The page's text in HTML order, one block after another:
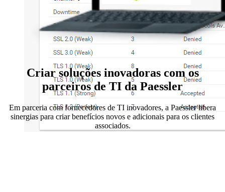
Criar soluções inovadoras com os
parceiros de TI da Paessler
Em parceria com fornecedores de TI inovadores, a Paessler libera
sinergias para criar benefícios novos e adicionais para os clientes
associados.